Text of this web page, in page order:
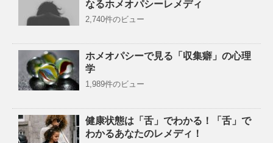
なるホメオパシーレメディ
2,740件のビュー
ホメオパシーで見る「収集癖」の心理
学
1,989件のビュー
健康状態は「舌」でわかる！「舌」で
わかるあなたのレメディ！